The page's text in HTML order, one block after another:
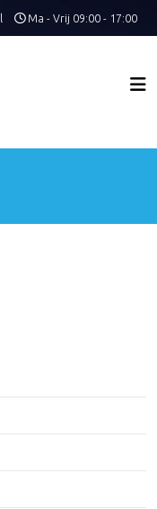
Ma - Vrij 09:00 - 17:00